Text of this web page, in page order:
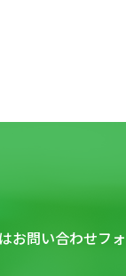
お問い合わせフォ